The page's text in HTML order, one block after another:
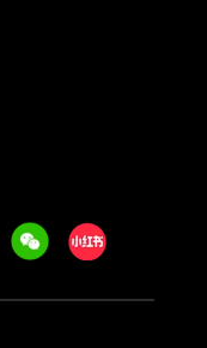
WeechatXiaohongshu/